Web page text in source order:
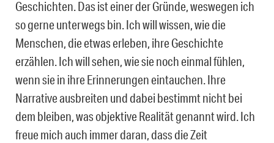
Geschichten. Das ist einer der Gründe, weswegen ich
so gerne unterwegs bin. Ich will wissen, wie die
Menschen, die etwas erleben, ihre Geschichte
erzählen. Ich will sehen, wie sie noch einmal fühlen,
wenn sie in ihre Erinnerungen eintauchen. Ihre
Narrative ausbreiten und dabei bestimmt nicht bei
dem bleiben, was objektive Realität genannt wird. Ich
freue mich auch immer daran, dass die Zeit